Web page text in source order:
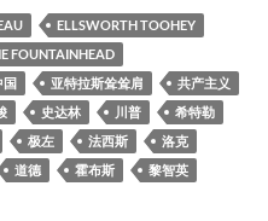
ELLSWORTH TOOHEY
FOUNTAINHEAD
国 亚特拉斯耸耸肩
共产主义
史达林 川普
希特勒
极左 法西斯
洛克
道德 霍布斯 黎智英